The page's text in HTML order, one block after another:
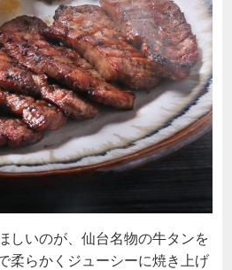
しいのが、仙台名物の牛タンを
柔らかくジューシーに焼き上げ